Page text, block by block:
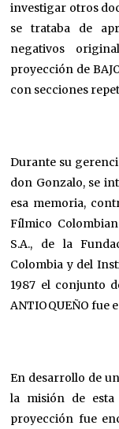
investigar otros
se trataba de
negativos
proyección de
con secciones
Durante su
don Gonzalo, se
esa memoria,
Fílmico
S.A., de la
Colombia y del
1987 el conjunto
ANTIOQUEÑO fue
En desarrollo de
la misión de
proyección fue